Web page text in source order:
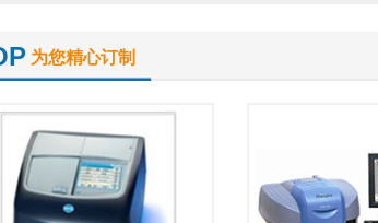
为您精心订制